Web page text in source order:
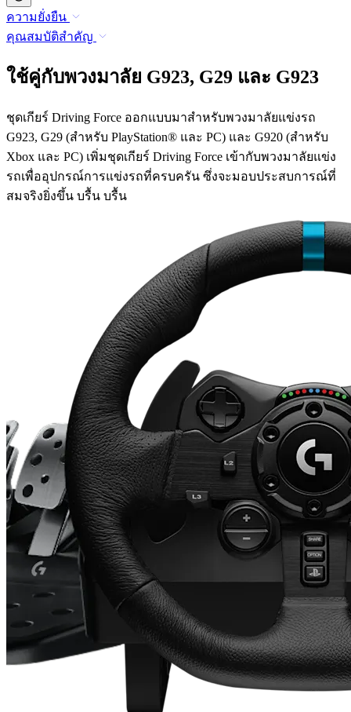
ความยั่งยืน
คุณสมบัติสำคัญ
ใช้คู่กับพวงมาลัย G923, G29 และ G923
ชุดเกียร์ Driving Force ออกแบบมาสำหรับพวงมาลัยแข่งรถ
G923, G29 (สำหรับ PlayStation® และ PC) และ G920 (สำหรับ
Xbox และ PC) เพิ่มชุดเกียร์ Driving Force เข้ากับพวงมาลัยแข่ง
รถเพื่ออุปกรณ์การแข่งรถที่ครบครัน ซึ่งจะมอบประสบการณ์ที่
สมจริงยิ่งขึ้น บรื้น บรื้น